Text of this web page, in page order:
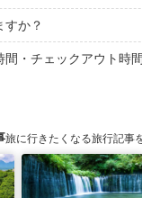
すか？
間・チェックアウト時
旅に行きたくなる旅行記事